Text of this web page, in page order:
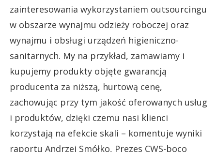
zainteresowania wykorzystaniem outsourcingu
w obszarze wynajmu odzieży roboczej oraz
wynajmu i obsługi urządzeń higieniczno-
sanitarnych. My na przykład, zamawiamy i
kupujemy produkty objęte gwarancją
producenta za niższą, hurtową cenę,
zachowując przy tym jakość oferowanych usług
i produktów, dzięki czemu nasi klienci
korzystają na efekcie skali – komentuje wyniki
raportu Andrzej Smółko, Prezes CWS-boco